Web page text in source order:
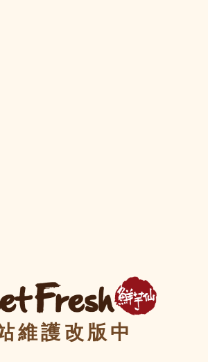
維護改版中